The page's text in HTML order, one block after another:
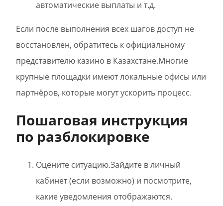
автоматические выплаты и т.д.
Если после выполнения всех шагов доступ не
восстановлен, обратитесь к официальному
представителю казино в Казахстане.Многие
крупные площадки имеют локальные офисы или
партнёров, которые могут ускорить процесс.
Пошаговая инструкция
по разблокировке
Оцените ситуацию.Зайдите в личный
кабинет (если возможно) и посмотрите,
какие уведомления отображаются.